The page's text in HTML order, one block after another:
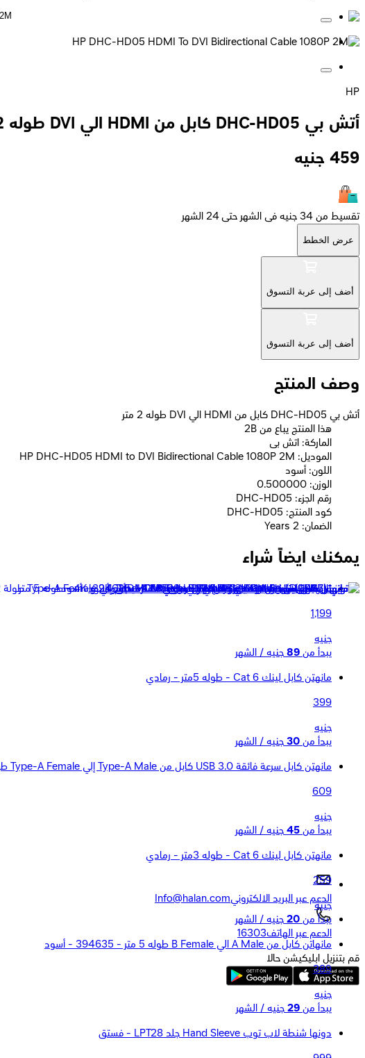
HP
أتش بي DHC-HD05 كابل من HDMI الي DVI طوله 2 متر
459 جنيه
تقسيط من 34 جنيه فى الشهر حتى 24 الشهر
عرض الخطط
أضف إلى عربة التسوق
أضف إلى عربة التسوق
وصف المنتج
أتش بي DHC-HD05 كابل من HDMI الي DVI طوله 2 متر
2B هذا المنتج يباع من
الماركة: اتش بى
الموديل: HP DHC-HD05 HDMI to DVI Bidirectional Cable 1080P 2M
اللون: أسود
الوزن: 0.500000
رقم الجزء: DHC-HD05
كود المنتج: DHC-HD05
الضمان: 2 Years
يمكنك ايضاً شراء
مانهتن محول من Type-C Male إلي HDMI Female - أسود
1,199
جنيه
يبدأ من 89 جنيه / الشهر
مانهتن كابل لينك Cat 6 - طوله 5متر - رمادي
399
جنيه
يبدأ من 30 جنيه / الشهر
مانهتن كابل سرعة فائقة USB 3.0 كابل من Type-A Male إلي Type-A Female طولة 2 متر - أزرق
609
جنيه
يبدأ من 45 جنيه / الشهر
مانهتن كابل لينك Cat 6 - طوله 3متر - رمادي
259
جنيه
يبدأ من 20 جنيه / الشهر
مانهاتن كابل من A Male الي B Female طوله 5 متر - 394635 - أسود
389
جنيه
يبدأ من 29 جنيه / الشهر
دونها شنطة لاب توب Hand Sleeve جلد LPT28 - فستق
الدعم عبر البريد الالكترونيInfo@halan.com
الدعم عبر الهاتف16303
قم بتنزيل ابليكيشن حالا